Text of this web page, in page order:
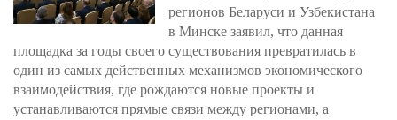
регионов Беларуси и Узбекистана
в Минске заявил, что данная
площадка за годы своего существования превратилась в
один из самых действенных механизмов экономического
взаимодействия, где рождаются новые проекты и
устанавливаются прямые связи между регионами, а